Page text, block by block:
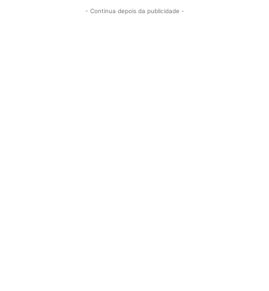
- Continua depois da publicidade -